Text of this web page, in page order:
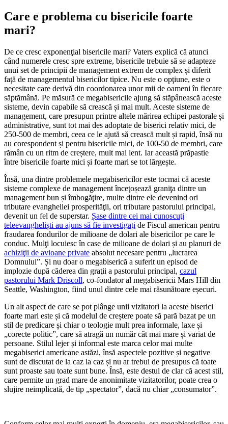
Care e problema cu bisericile foarte
mari?
De ce cresc exponenţial bisericile mari? Vaters explică că atunci
când numerele cresc spre extreme, bisericile trebuie să se adapteze
unui set de principii de management extrem de complex și diferit
faţă de managementul bisericilor tipice. Nu este o opţiune, este o
necesitate care derivă din coordonarea unor mii de oameni în fiecare
săptămână. Pe măsură ce megabisericile ajung să stăpânească aceste
sisteme, devin capabile să crească și mai mult. Aceste sisteme de
management, care presupun printre altele mărirea echipei pastorale și
administrative, sunt tot mai des adoptate de biserici relativ mici, de
250-500 de membri, ceea ce le ajută să crească mult și rapid, însă nu
au corespondent și pentru bisericile mici, de 100-50 de membri, care
rămân cu un ritm de creștere, mult mai lent. Iar această prăpastie
între bisericile foarte mici și foarte mari se tot lărgește.
Însă, una dintre problemele megabisericilor este tocmai că aceste
sisteme complexe de management înceţoșează graniţa dintre un
management bun și îmbogăţire, multe dintre ele devenind ori
tributare evangheliei prosperităţii, ori tributare pastorului principal,
devenit un fel de superstar. Șase dintre cei mai cunoscuţi
teleevangheliști au ajuns să fie investigaţi de Fiscul american pentru
fraudarea fondurilor de milioane de dolari ale bisericilor pe care le
conduc. Mulţi locuiesc în case de milioane de dolari și au planuri de
achiziţii de avioane private absolut necesare pentru „lucrarea
Domnului”. Și nu doar o megabiserică a suferit un episod de
implozie după căderea din graţii a pastorului principal, cazul
pastorului Mark Driscoll, co-fondator al megabisericii Mars Hill din
Seattle, Washington, fiind unul dintre cele mai răsunătoare eșecuri.
Un alt aspect de care se pot plânge unii vizitatori la aceste biserici
foarte mari este și că modelul de creștere poate să pară bazat pe un
stil de predicare și chiar o teologie mult prea informale, laxe și
„corecte politic”, care să atragă un număr cât mai mare și variat de
persoane. Stilul lejer și informal este marca celor mai multe
megabiserici americane astăzi, însă aspectele pozitive și negative
sunt de discutat de la caz la caz și nu ar trebui de presupus că toate
sunt proaste sau toate sunt bune. Însă, este destul de clar că acest stil,
care permite un grad mare de anonimitate vizitatorilor, poate crea o
slujire neimplicată, de tip „spectator”, dacă nu chiar „consumator”.